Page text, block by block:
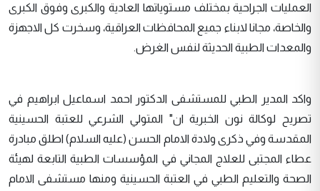
العمليات الجراحية بمختلف مستوياتها العادية والكبرى وفوق الكبرى
والخاصة، مجانا لابناء جميع المحافظات العراقية، وسخرت كل الاجهزة
والمعدات الطبية الحديثة لنفس الغرض.
واكد المدير الطبي للمستشفى الدكتور احمد اسماعيل ابراهيم في
تصريح لوكالة نون الخبرية ان" المتولي الشرعي للعتبة الحسينية
المقدسة وفي ذكرى ولادة الامام الحسن (عليه السلام) اطلق مبادرة
عطاء المجتبى للعلاج المجاني في المؤسسات الطبية التابعة لهيئة
الصحة والتعليم الطبي في العتبة الحسينية ومنها مستشفى الامام